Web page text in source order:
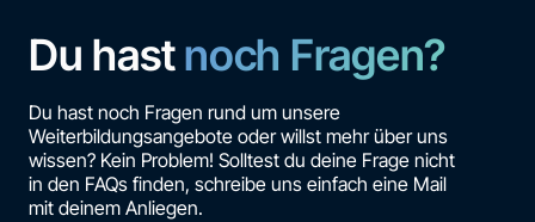
Du hastnoch Fragen?
Du hast noch Fragen rund um unsere
Weiterbildungsangebote oder willst mehr über uns
wissen? Kein Problem! Solltest du deine Frage nicht
in den FAQs finden, schreibe uns einfach eine Mail
mit deinem Anliegen.